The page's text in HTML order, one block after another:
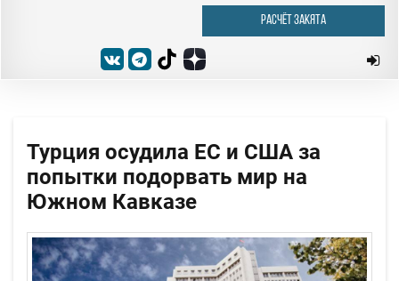
РАСЧЁТ ЗАКЯТА
Турция осудила ЕС и США за
попытки подорвать мир на
Южном Кавказе